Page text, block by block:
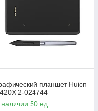
планшет Huion
2-024744
наличии 50 ед.